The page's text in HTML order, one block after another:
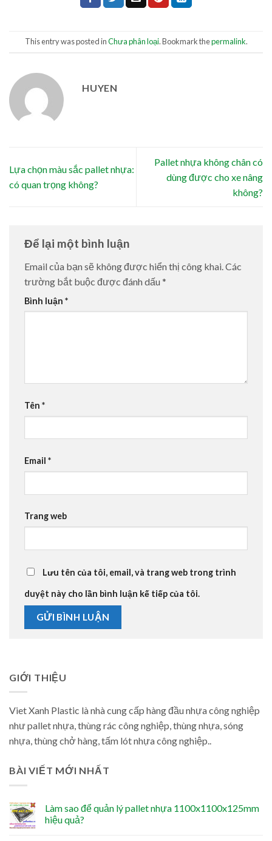
This entry was posted inChưa phân loại. Bookmark thepermalink.
HUYEN
Lựa chọn màu sắc pallet nhựa:
có quan trọng không?
Pallet nhựa không chân có
dùng được cho xe nâng
không?
Để lại một bình luận
Email của bạn sẽ không được hiển thị công khai. Các
trường bắt buộc được đánh dấu *
Bình luận *
Tên *
Email *
Trang web
Lưu tên của tôi, email, và trang web trong trình
duyệt này cho lần bình luận kế tiếp của tôi.
GIỚI THIỆU
Viet Xanh Plastic là nhà cung cấp hàng đầu nhựa công nghiệp
như pallet nhựa, thùng rác công nghiệp, thùng nhựa, sóng
nhựa, thùng chở hàng, tấm lót nhựa công nghiệp..
BÀI VIẾT MỚI NHẤT
Làm sao để quản lý pallet nhựa 1100x1100x125mm
hiệu quả?